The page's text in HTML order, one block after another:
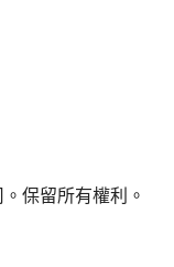
保留所有權利。